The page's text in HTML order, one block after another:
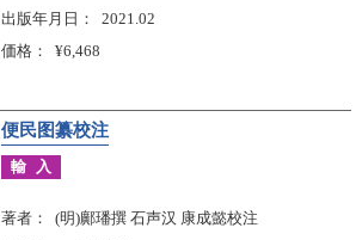
出版年月日
2021.02
価格
¥6,468
便民图纂校注
輸入
著者
(明)鄺璠撰 石声汉 康成懿校注